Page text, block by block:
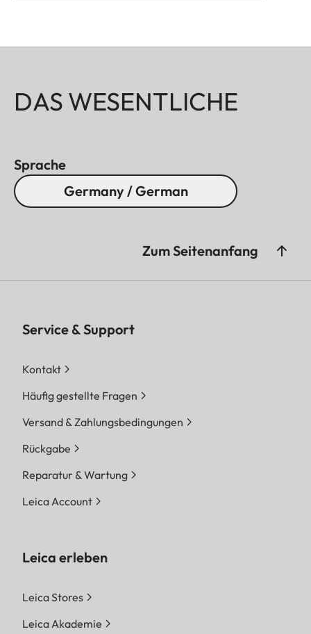
DAS WESENTLICHE
Sprache
Germany / German
Zum Seitenanfang
Service & Support
Kontakt
Häufig gestellte Fragen
Versand & Zahlungsbedingungen
Rückgabe
Reparatur & Wartung
Leica Account
Leica erleben
Leica Stores
Leica Akademie